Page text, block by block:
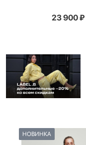
23 900₽
НОВИНКА